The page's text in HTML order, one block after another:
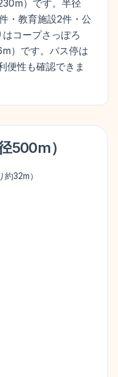
）です。半径
・教育施設2件・公
コープさっぽろ
）です。バス停は
便性も確認できま
500m）
約32m）